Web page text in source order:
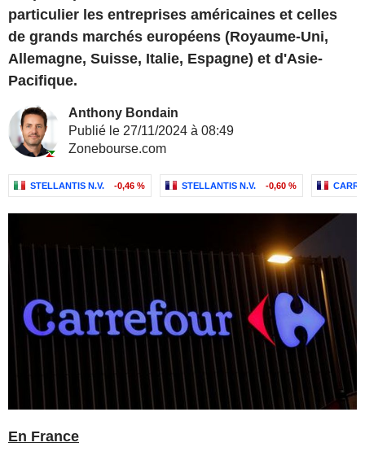
particulier les entreprises américaines et celles
de grands marchés européens (Royaume-Uni,
Allemagne, Suisse, Italie, Espagne) et d'Asie-
Pacifique.
Anthony Bondain
Publié le 27/11/2024 à 08:49
Zonebourse.com
STELLANTIS N.V. -0,46 % STELLANTIS N.V. -0,60 %
En France